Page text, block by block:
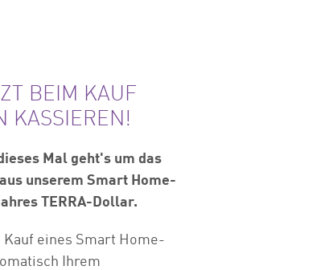
BEIM KAUF
KASSIEREN!
Mal geht's um das
unserem Smart Home-
TERRA-Dollar.
eines Smart Home-
Ihrem